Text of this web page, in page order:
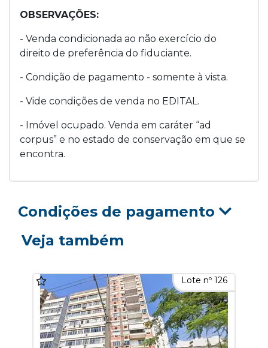
OBSERVAÇÕES:
- Venda condicionada ao não exercício do
direito de preferência do fiduciante.
- Condição de pagamento - somente à vista.
- Vide condições de venda no EDITAL.
- Imóvel ocupado. Venda em caráter “ad
corpus” e no estado de conservação em que se
encontra.
Condições de pagamento
Veja também
Lote nº 126